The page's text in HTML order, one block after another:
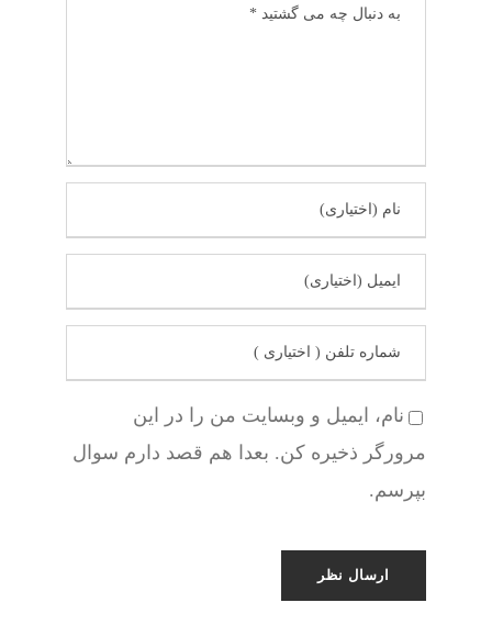
نام، ایمیل و وبسایت من را در این
مرورگر ذخیره کن. بعدا هم قصد دارم سوال
بپرسم.